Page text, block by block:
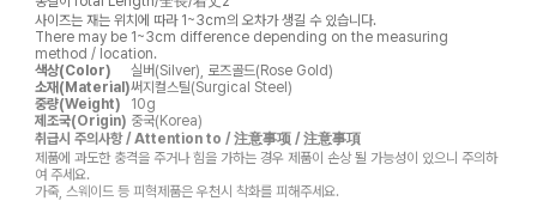
사이즈는 재는 위치에 따라 1~3cm의 오차가 생길 수 있습니다.
There may be 1~3cm difference depending on the measuring
method / location.
색상(Color)
실버(Silver), 로즈골드(Rose Gold)
소재(Material)써지컬스틸(Surgical Steel)
중량(Weight)
10g
제조국(Origin) 중국(Korea)
취급시 주의사항 / Attention to / 注意事项 / 注意事項
제품에 과도한 충격을 주거나 힘을 가하는 경우 제품이 손상 될 가능성이 있으니 주의하
여 주세요.
가죽, 스웨이드 등 피혁제품은 우천시 착화를 피해주세요.